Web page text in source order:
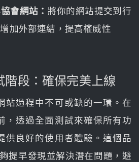
會網站： 將你的網站提交到行
加外部連結，提高權威性
階段：確保完美上線
站過程中不可或缺的一環。在
，透過全面測試來確保所有功
供良好的使用者體驗。這個品
提早發現並解決潛在問題，避